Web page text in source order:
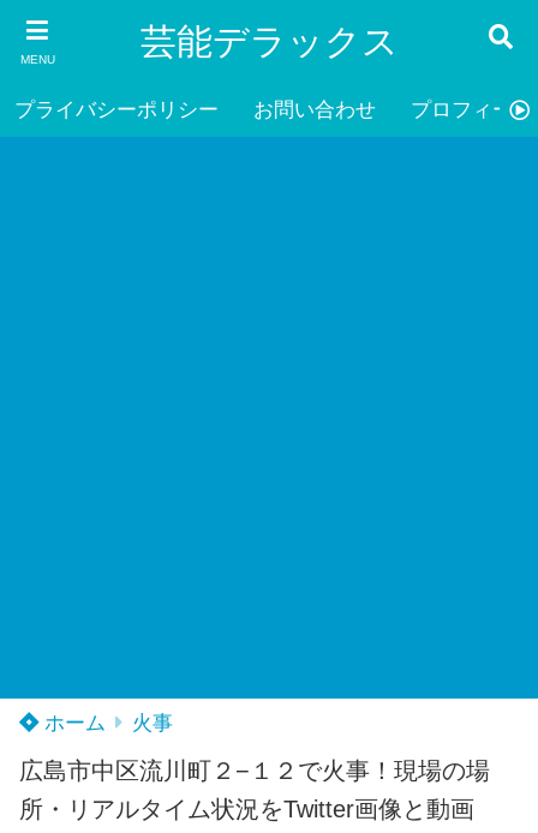
MENU 芸能デラックス
プライバシーポリシー お問い合わせ プロフィール
ホーム 火事
広島市中区流川町２−１２で火事！現場の場
所・リアルタイム状況をTwitter画像と動画